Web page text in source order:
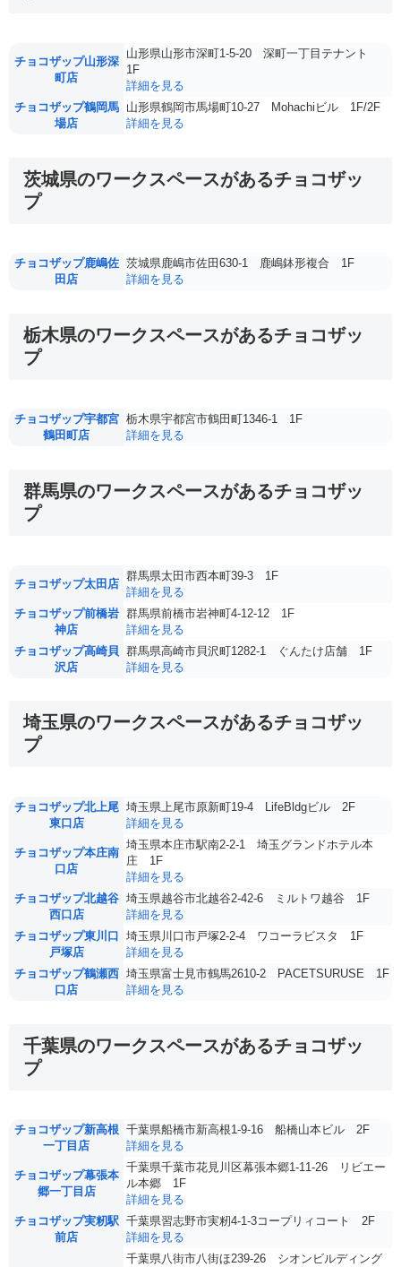
チョコザップ山形深
町店
山形県山形市深町1-5-20 深町一丁目テナント
1F
詳細を見る
チョコザップ鶴岡馬
場店
山形県鶴岡市馬場町10-27 Mohachiビル 1F/2F
詳細を見る
茨城県のワークスペースがあるチョコザッ
プ
チョコザップ鹿嶋佐
田店
茨城県鹿嶋市佐田630-1 鹿嶋鉢形複合 1F
詳細を見る
栃木県のワークスペースがあるチョコザッ
プ
チョコザップ宇都宮
鶴田町店
栃木県宇都宮市鶴田町1346-1 1F
詳細を見る
群馬県のワークスペースがあるチョコザッ
プ
チョコザップ太田店
群馬県太田市西本町39-3 1F
詳細を見る
チョコザップ前橋岩
神店
群馬県前橋市岩神町4-12-12 1F
詳細を見る
チョコザップ高崎貝
沢店
群馬県高崎市貝沢町1282-1 ぐんたけ店舗 1F
詳細を見る
埼玉県のワークスペースがあるチョコザッ
プ
チョコザップ北上尾
東口店
埼玉県上尾市原新町19-4 LifeBldgビル 2F
詳細を見る
チョコザップ本庄南
口店
埼玉県本庄市駅南2-2-1 埼玉グランドホテル本
庄 1F
詳細を見る
チョコザップ北越谷
西口店
埼玉県越谷市北越谷2-42-6 ミルトワ越谷 1F
詳細を見る
チョコザップ東川口
戸塚店
埼玉県川口市戸塚2-2-4 ワコーラビスタ 1F
詳細を見る
チョコザップ鶴瀬西
口店
埼玉県富士見市鶴馬2610-2 PACETSURUSE 1F
詳細を見る
千葉県のワークスペースがあるチョコザッ
プ
チョコザップ新高根
一丁目店
千葉県船橋市新高根1-9-16 船橋山本ビル 2F
詳細を見る
チョコザップ幕張本
郷一丁目店
千葉県千葉市花見川区幕張本郷1-11-26 リビエー
ル本郷 1F
詳細を見る
チョコザップ実籾駅
前店
千葉県習志野市実籾4-1-3コープリィコート 2F
詳細を見る
千葉県八街市八街ほ239-26 シオンビルディング